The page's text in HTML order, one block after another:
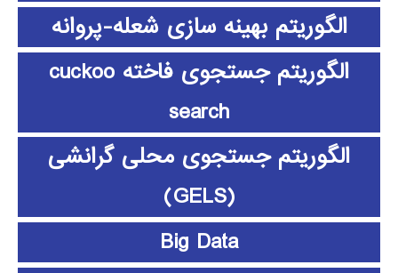
الگوریتم بهینه سازی شعله-پروانه
الگوریتم جستجوی فاخته cuckoo
search
الگوریتم جستجوی محلی گرانشی
(GELS)
Big Data